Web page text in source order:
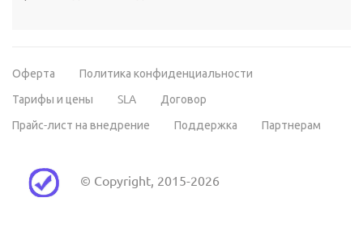
Оферта
Политика конфиденциальности
Тарифы и цены
SLA
Договор
Прайс-лист на внедрение
Поддержка Партнерам
© Copyright, 2015-2026